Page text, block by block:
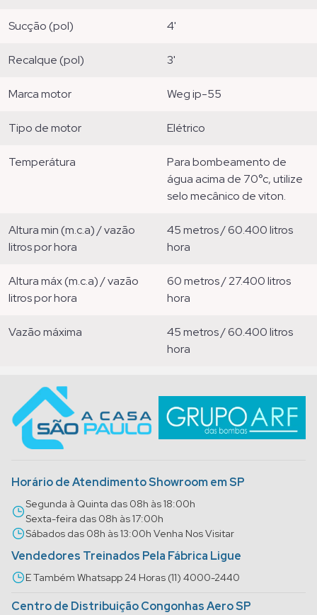
sucção (pol) 4'
recalque (pol) 3'
marca motor weg ip-55
tipo de motor elétrico
temperátura
para bombeamento de
água acima de 70°c, utilize
selo mecânico de viton.
altura min (m.c.a) / vazão
litros por hora
45 metros / 60.400 litros
hora
altura máx (m.c.a) / vazão
litros por hora
60 metros / 27.400 litros
hora
vazão máxima
45 metros / 60.400 litros
hora
Horário de Atendimento Showroom em SP
Segunda à Quinta das 08h às 18:00h
Sexta-feira das 08h às 17:00h
Sábados das 08h às 13:00h Venha Nos Visitar
Vendedores Treinados Pela Fábrica Ligue
E Também Whatsapp 24 Horas (11) 4000-2440
Centro de Distribuição Congonhas Aero SP